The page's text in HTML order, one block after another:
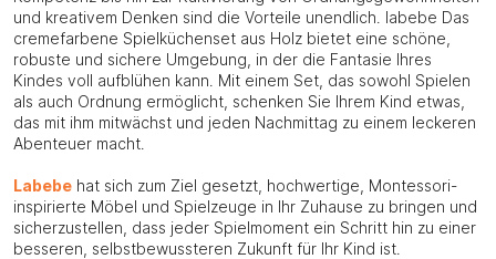
und kreativem Denken sind die Vorteile unendlich. labebe Das
cremefarbene Spielküchenset aus Holz bietet eine schöne,
robuste und sichere Umgebung, in der die Fantasie Ihres
Kindes voll aufblühen kann. Mit einem Set, das sowohl Spielen
als auch Ordnung ermöglicht, schenken Sie Ihrem Kind etwas,
das mit ihm mitwächst und jeden Nachmittag zu einem leckeren
Abenteuer macht.
Labebe hat sich zum Ziel gesetzt, hochwertige, Montessori-
inspirierte Möbel und Spielzeuge in Ihr Zuhause zu bringen und
sicherzustellen, dass jeder Spielmoment ein Schritt hin zu einer
besseren, selbstbewussteren Zukunft für Ihr Kind ist.